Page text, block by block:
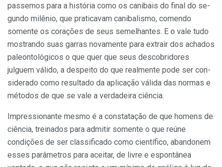
passemos para a his­tória como os canibais do final do se­
gundo milênio, que praticavam cani­balismo, comendo
somente os cora­ções de seus semelhantes. E o vale tudo
mostrando suas garras novamente para extrair dos achados
paleontológicos o que quer que seus descobridores
julguem válido, a des­peito do que realmente pode ser con­
siderado como resultado da aplica­ção válida das normas e
métodos de que se vale a verdadeira ciência.
Impressionante mesmo é a constatação de que homens de
ciên­cia, treinados para admitir somente o que reúne
condições de ser classifi­cado como científico, abandonem
es­ses parâmetros para aceitar, de livre e espontânea